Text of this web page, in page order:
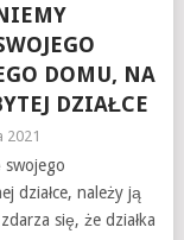
DOMU, NA
DZIAŁCE
2021
swojego
działce, należy ją
się, że działka